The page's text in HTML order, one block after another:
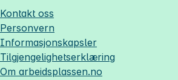
Kontakt oss
Personvern
Informasjonskapsler
Tilgjengelighetserklæring
Om arbeidsplassen.no